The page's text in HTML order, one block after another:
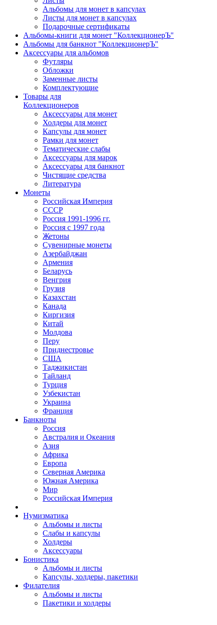
Альбомы для монет в капсулах
Листы для монет в капсулах
Подарочные сертификаты
Альбомы-книги для монет "КоллекционерЪ"
Альбомы для банкнот "КоллекционерЪ"
Аксессуары для альбомов
Футляры
Обложки
Заменные листы
Комплектующие
Товары для
Коллекционеров
Аксессуары для монет
Холдеры для монет
Капсулы для монет
Рамки для монет
Тематические слабы
Аксессуары для марок
Аксессуары для банкнот
Чистящие средства
Литература
Монеты
Российская Империя
СССР
Россия 1991-1996 гг.
Россия с 1997 года
Жетоны
Сувенирные монеты
Азербайджан
Армения
Беларусь
Венгрия
Грузия
Казахстан
Канада
Киргизия
Китай
Молдова
Перу
Приднестровье
США
Таджикистан
Тайланд
Турция
Узбекистан
Украина
Франция
Банкноты
Россия
Австралия и Океания
Азия
Африка
Европа
Северная Америка
Южная Америка
Мир
Российская Империя
Нумизматика
Альбомы и листы
Слабы и капсулы
Холдеры
Аксессуары
Бонистика
Альбомы и листы
Капсулы, холдеры, пакетики
Филателия
Альбомы и листы
Пакетики и холдеры